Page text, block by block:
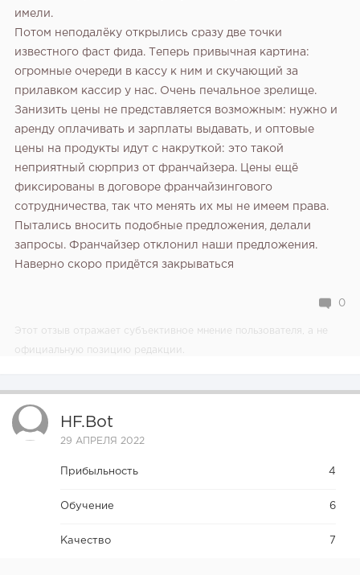
имели.
Потом неподалёку открылись сразу две точки
известного фаст фида. Теперь привычная картина:
огромные очереди в кассу к ним и скучающий за
прилавком кассир у нас. Очень печальное зрелище.
Занизить цены не представляется возможным: нужно и
аренду оплачивать и зарплаты выдавать, и оптовые
цены на продукты идут с накруткой: это такой
неприятный сюрприз от франчайзера. Цены ещё
фиксированы в договоре франчайзингового
сотрудничества, так что менять их мы не имеем права.
Пытались вносить подобные предложения, делали
запросы. Франчайзер отклонил наши предложения.
Наверно скоро придётся закрываться
0
Этот отзыв отражает субъективное мнение пользователя, а не
официальную позицию редакции.
HF.bot
29 АПРЕЛЯ 2022
Прибыльность 4
Обучение 6
Качество 7